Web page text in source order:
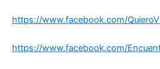
https://www.facebook.com/
https://www.facebook.com/